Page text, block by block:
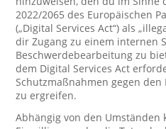
2022/2065 des Europäischen
(„Digital Services Act“) als
dir Zugang zu einem internen
Beschwerdebearbeitung zu
dem Digital Services Act
Schutzmaßnahmen gegen
zu ergreifen.
Abhängig von den